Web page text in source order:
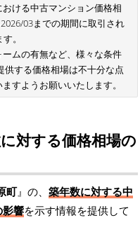
ける中古マンション価格相
03までの期間に取引され
。
ムの有無など、様々な条件
供する価格相場は不十分な点
すようお願いいたします。
対する価格相場の
町』の、 築年数に対する中
影響を示す情報を提供して